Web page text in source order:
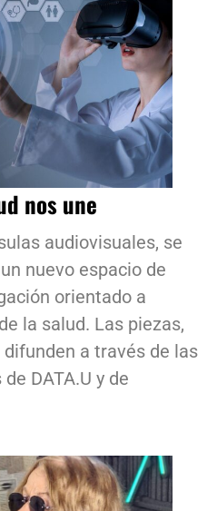
nos une
audiovisuales, se
nuevo espacio de
orientado a
la salud. Las piezas,
a través de las
DATA.U y de